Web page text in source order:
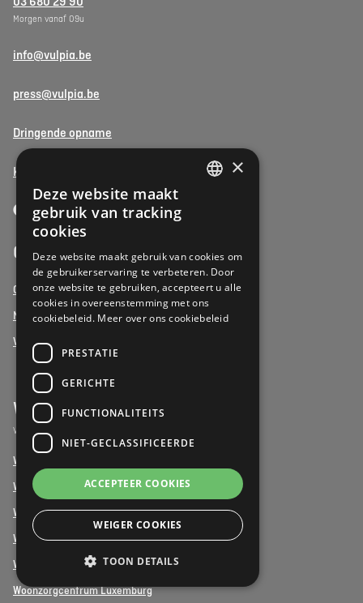
Morgen vanaf 09u
info@vulpia.be
press@vulpia.be
Dringende opname
Klachten -> Vulpiapunt
Over ons
Onze visie
Nieuws
Vacatures
Woonzorgcentra (Rusthuizen)
Vind een woonzorgcentrum in uw buurt
Woonzorgcentrum Antwerpen
Woonzorgcentrum Brussel
Woonzorgcentrum Henegouwen
Woonzorgcentrum Limburg
Woonzorgcentrum Luik
Woonzorgcentrum Luxemburg
DUTCH
×
Deze website maakt
gebruik van tracking
cookies
Deze website maakt gebruik van cookies om
de gebruikerservaring te verbeteren. Door
onze website te gebruiken, accepteert u alle
cookies in overeenstemming met ons
cookiebeleid. Meer over ons cookiebeleid
PRESTATIE
GERICHTE
FUNCTIONALITEITS
NIET-GECLASSIFICEERDE
ACCEPTEER COOKIES
WEIGER COOKIES
TOON DETAILS